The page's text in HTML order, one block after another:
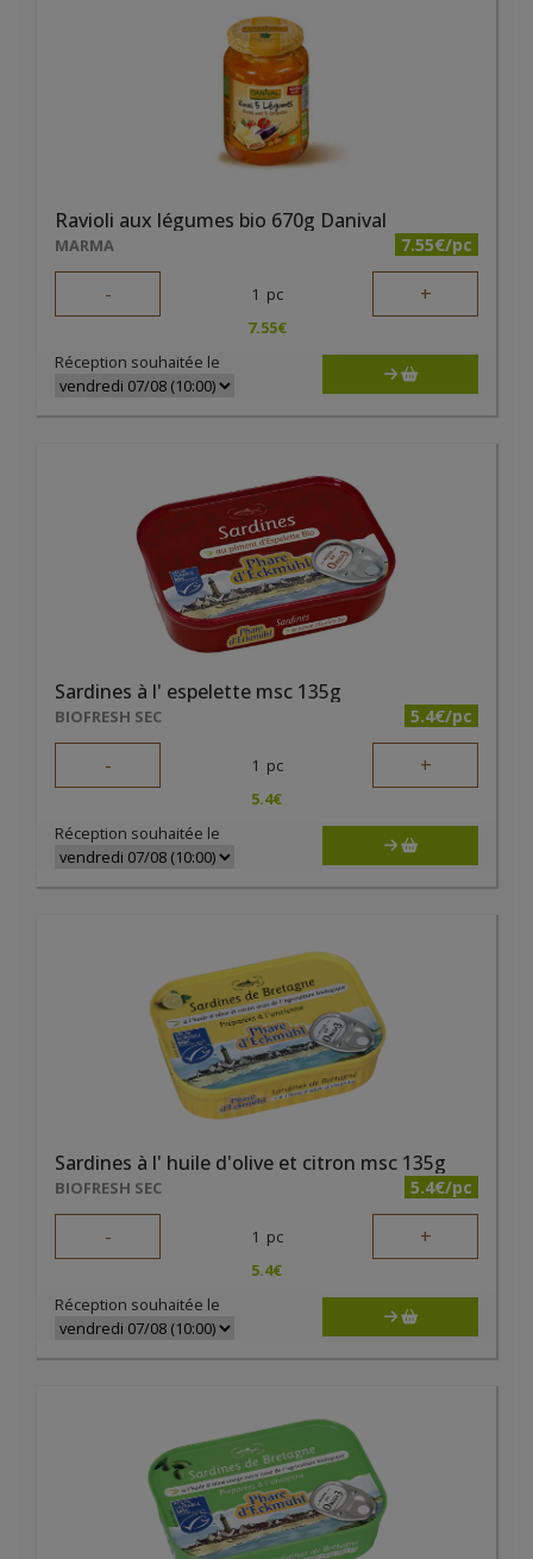
Ravioli aux légumes bio 670g Danival
MARMA 7.55€/pc
- 1 pc +
7.55€
Réception souhaitée le
Sardines à l' espelette msc 135g
BIOFRESH SEC 5.4€/pc
- 1 pc +
5.4€
Réception souhaitée le
Sardines à l' huile d'olive et citron msc 135g
BIOFRESH SEC 5.4€/pc
- 1 pc +
5.4€
Réception souhaitée le